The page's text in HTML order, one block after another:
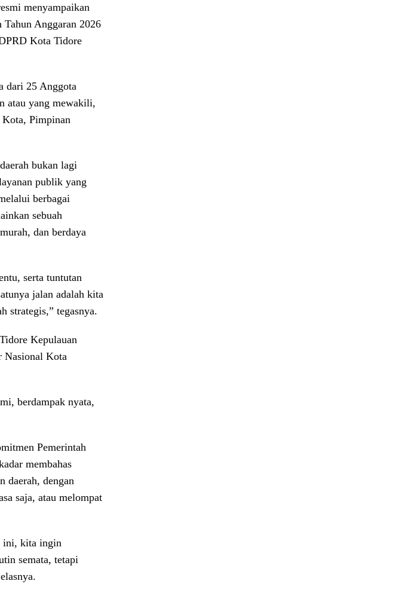
menyampaikan
Tahun Anggaran 2026
Kota Tidore
dari 25 Anggota
atau yang mewakili,
Pimpinan
bukan lagi
publik yang
berbagai
sebuah
dan berdaya
serta tuntutan
jalan adalah kita
strategis,” tegasnya.
Kepulauan
Nasional Kota
berdampak nyata,
Pemerintah
membahas
daerah, dengan
saja, atau melompat
ini, kita ingin
semata, tetapi